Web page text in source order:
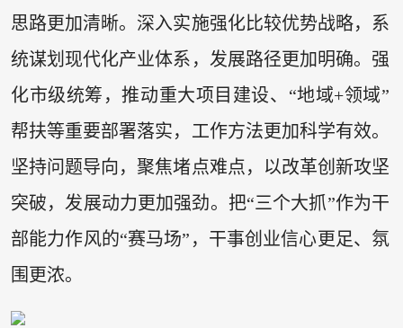
思路更加清晰。深入实施强化比较优势战略，系
统谋划现代化产业体系，发展路径更加明确。强
化市级统筹，推动重大项目建设、“地域+领域”
帮扶等重要部署落实，工作方法更加科学有效。
坚持问题导向，聚焦堵点难点，以改革创新攻坚
突破，发展动力更加强劲。把“三个大抓”作为干
部能力作风的“赛马场”，干事创业信心更足、氛
围更浓。